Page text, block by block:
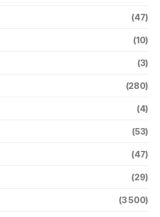
(47)
(10)
(3)
(280)
(4)
(53)
(47)
(29)
(3 500)